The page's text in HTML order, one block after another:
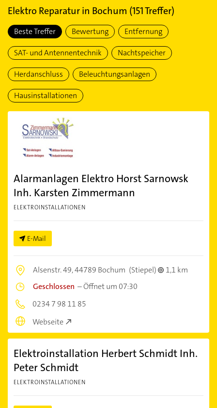
Elektro Reparaturin Bochum (151Treffer)
Beste Treffer Bewertung Entfernung
SAT- und Antennentechnik Nachtspeicher
Herdanschluss Beleuchtungsanlagen
Hausinstallationen
Alarmanlagen Elektro Horst Sarnowsk
Inh. Karsten Zimmermann
ELEKTROINSTALLATIONEN
E-Mail
Alsenstr. 49,44789 Bochum (Stiepel)
1,1 km
Geschlossen –Öffnet um 07:30
0234 7 98 11 85
Webseite
Elektroinstallation Herbert Schmidt Inh.
Peter Schmidt
ELEKTROINSTALLATIONEN